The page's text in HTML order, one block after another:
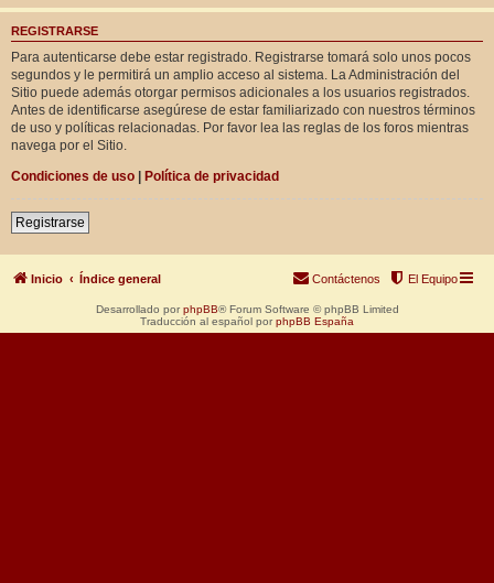
REGISTRARSE
Para autenticarse debe estar registrado. Registrarse tomará solo unos pocos
segundos y le permitirá un amplio acceso al sistema. La Administración del
Sitio puede además otorgar permisos adicionales a los usuarios registrados.
Antes de identificarse asegúrese de estar familiarizado con nuestros términos
de uso y políticas relacionadas. Por favor lea las reglas de los foros mientras
navega por el Sitio.
Condiciones de uso | Política de privacidad
Registrarse
Inicio Índice general El Equipo
Contáctenos
Desarrollado por phpBB® Forum Software © phpBB Limited
Traducción al español por phpBB España